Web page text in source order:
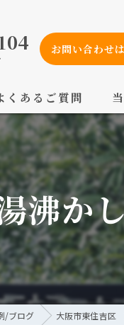
お問い合わせ
くあるご質問
内
沸か
/ブログ 大阪市東住吉区